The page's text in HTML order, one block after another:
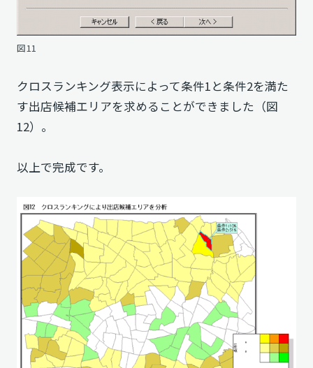
図11
クロスランキング表示によって条件1と条件2を満た
す出店候補エリアを求めることができました（図
12）。
以上で完成です。